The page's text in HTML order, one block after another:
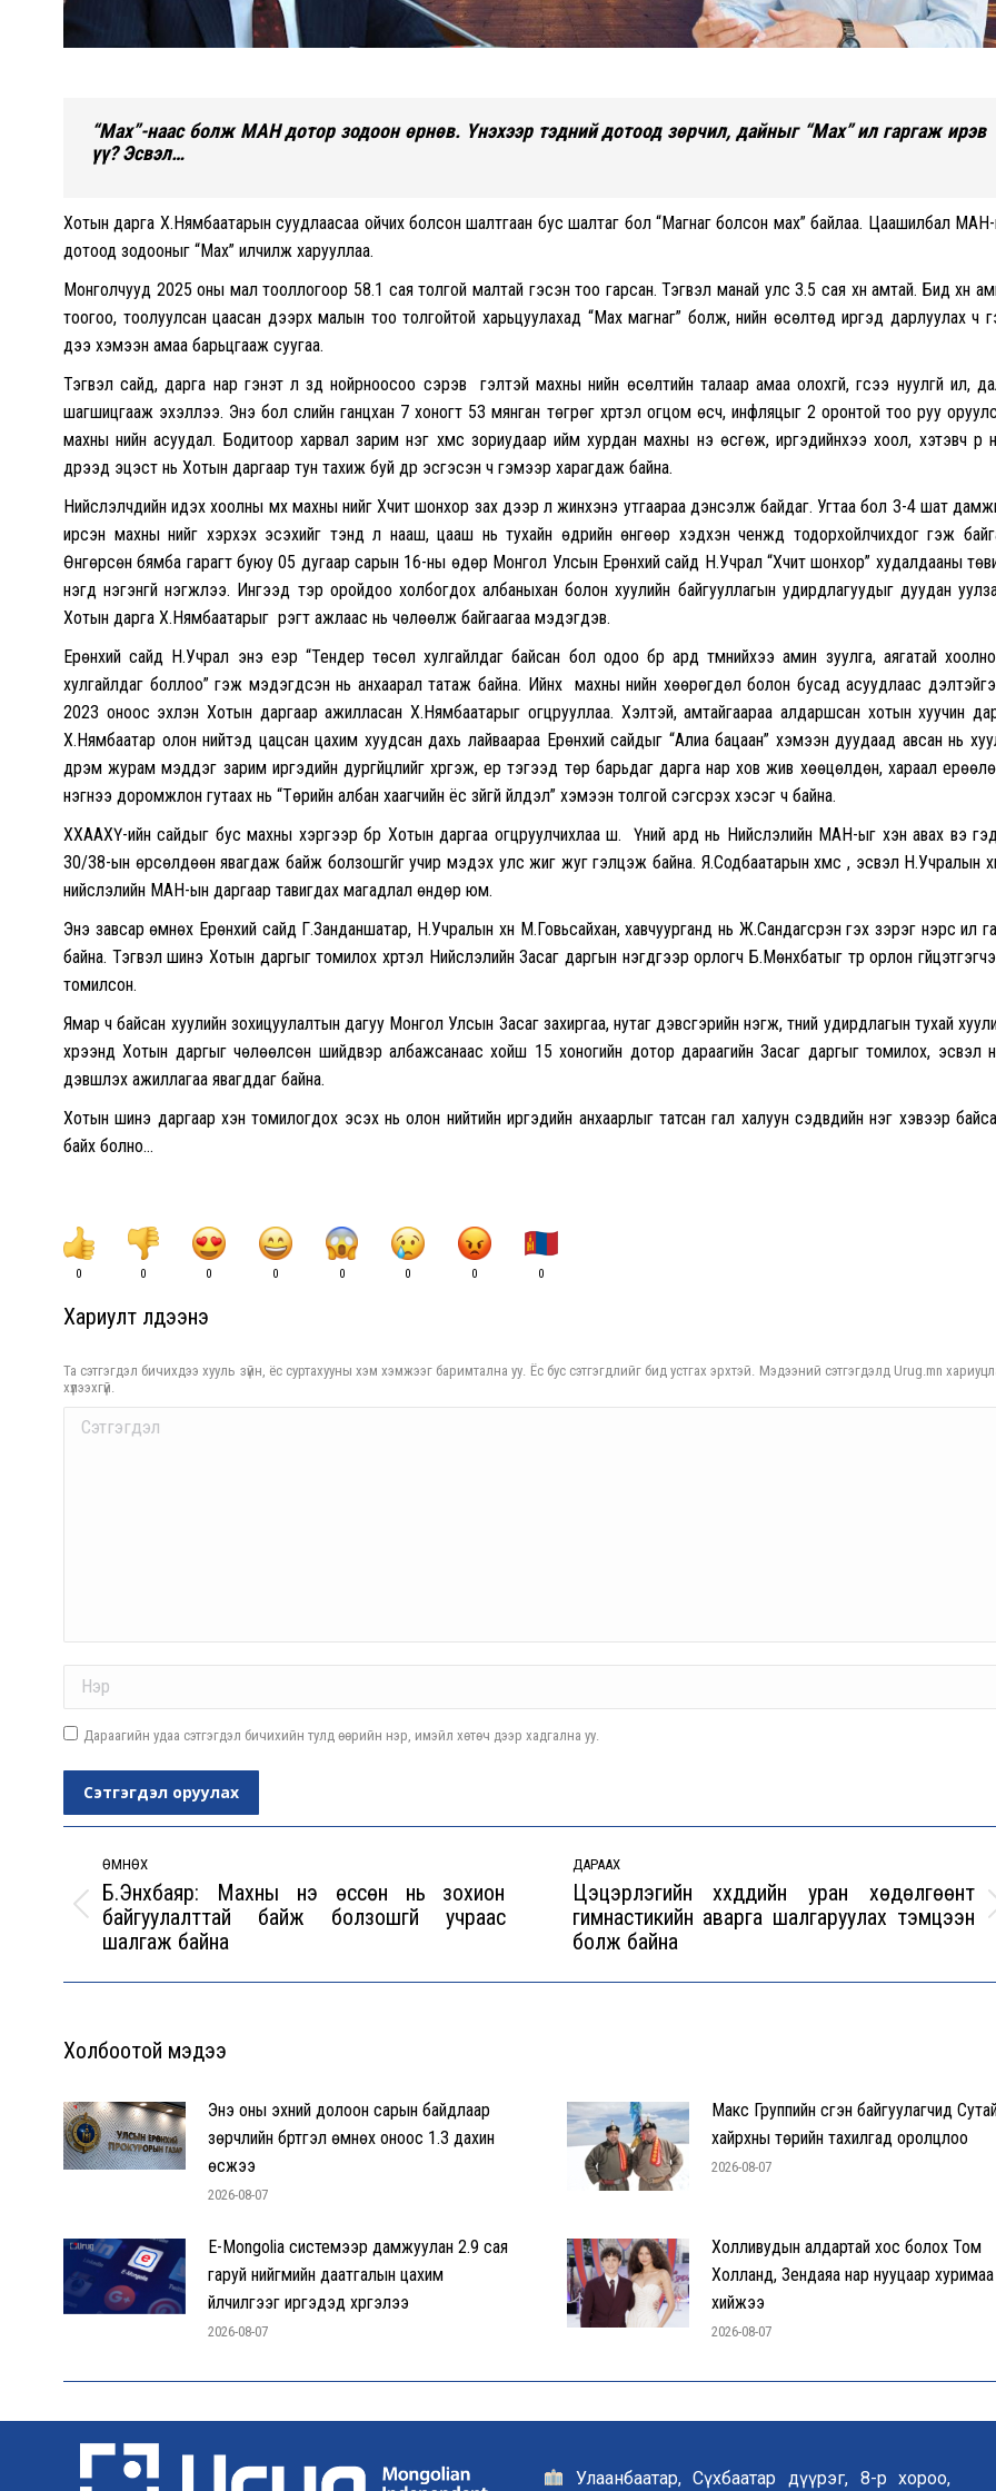
“Мах”-наас болж МАН дотор зодоон өрнөв. Үнэхээр тэдний дотоод зөрчил, дайныг “Мах” ил гаргаж ирэв
үү? Эсвэл…
Хотын дарга Х.Нямбаатарын суудлаасаа ойчих болсон шалтгаан бус шалтаг бол “Магнаг болсон мах” байлаа. Цаашилбал
дотоод зодооныг “Мах” илчилж харууллаа.
Монголчууд 2025 оны мал тооллогоор 58.1 сая толгой малтай гэсэн тоо гарсан. Тэгвэл манай улс 3.5 сая хүн амтай. Бид хүн
тоогоо, тоолуулсан цаасан дээрх малын тоо толгойтой харьцуулахад “Мах магнаг” болж, үнийн өсөлтөд иргэд дарлуулах ч
дээ хэмээн амаа барьцгааж суугаа.
Тэгвэл сайд, дарга нар гэнэт л зүүд нойрноосоо сэрэв үү гэлтэй махны үнийн өсөлтийн талаар амаа олохгүй, үгсээ нуулгүй ил,
шагшицгааж эхэллээ. Энэ бол сүүлийн ганцхан 7 хоногт 53 мянган төгрөг хүртэл огцом өсч, инфляцыг 2 оронтой тоо руу
махны үнийн асуудал. Бодитоор харвал зарим нэг хүмүүс зориудаар ийм хурдан махны үнэ өсгөж, иргэдийнхээ хоол, хэтэвч рүү
дүрээд эцэст нь Хотын даргаар тун тахиж буй дүр эсгэсэн ч гэмээр харагдаж байна.
Нийслэлчүүдийн идэх хоолны үмх махны үнийг Хүчит шонхор зах дээр л жинхэнэ утгаараа дэнсэлж байдаг. Угтаа бол 3-4 шат
ирсэн махны үнийг хэрхэх эсэхийг тэнд л нааш, цааш нь тухайн өдрийн өнгөөр хэдхэн ченжүүд тодорхойлчихдог гэж
Өнгөрсөн бямба гарагт буюу 05 дугаар сарын 16-ны өдөр Монгол Улсын Ерөнхий сайд Н.Учрал “Хүчит шонхор” худалдааны
нэгд нэгэнгүй нэгжлээ. Ингээд тэр оройдоо холбогдох албаныхан болон хуулийн байгууллагын удирдлагуудыг дуудан
Хотын дарга Х.Нямбаатарыг үүрэгт ажлаас нь чөлөөлж байгаагаа мэдэгдэв.
Ерөнхий сайд Н.Учрал энэ үеэр “Тендер төсөл хулгайлдаг байсан бол одоо бүүр ард түмнийхээ амин зуулга, аягатай
хулгайлдаг боллоо” гэж мэдэгдсэн нь анхаарал татаж байна. Ийнхүү махны үнийн хөөрөгдөл болон бусад асуудлаас
2023 оноос эхлэн Хотын даргаар ажилласан Х.Нямбаатарыг огцрууллаа. Хэлтэй, амтайгаараа алдаршсан хотын хуучин
Х.Нямбаатар олон нийтэд цацсан цахим хуудсан дахь лайваараа Ерөнхий сайдыг “Алиа бацаан” хэмээн дуудаад авсан нь
дүрэм журам мэддэг зарим иргэдийн дургүйцлийг хүргэж, ер тэгээд төр барьдаг дарга нар хов жив хөөцөлдөн, хараал
нэгнээ доромжлон гутаах нь “Төрийн албан хаагчийн ёс зүйгүй үйлдэл” хэмээн толгой сэгсрэх хэсэг ч байна.
ХХААХҮ-ийн сайдыг бус махны хэргээр бүр Хотын даргаа огцруулчихлаа шүү. Үүний ард нь Нийслэлийн МАН-ыг хэн авах вэ
30/38-ын өрсөлдөөн явагдаж байж болзошгүйг учир мэдэх улс жиг жуг гэлцэж байна. Я.Содбаатарын хүмүүс үү, эсвэл Н.Учралын
нийслэлийн МАН-ын даргаар тавигдах магадлал өндөр юм.
Энэ завсар өмнөх Ерөнхий сайд Г.Занданшатар, Н.Учралын хүн М.Говьсайхан, хавчуурганд нь Ж.Сандагсүрэн гэх зэрэг нэрс ил
байна. Тэгвэл шинэ Хотын даргыг томилох хүртэл Нийслэлийн Засаг даргын нэгдүгээр орлогч Б.Мөнхбатыг түр орлон
томилсон.
Ямар ч байсан хуулийн зохицуулалтын дагуу Монгол Улсын Засаг захиргаа, нутаг дэвсгэрийн нэгж, түүний удирдлагын тухай
хүрээнд Хотын даргыг чөлөөлсөн шийдвэр албажсанаас хойш 15 хоногийн дотор дараагийн Засаг даргыг томилох, эсвэл
дэвшүүлэх ажиллагаа явагддаг байна.
Хотын шинэ даргаар хэн томилогдох эсэх нь олон нийтийн иргэдийн анхаарлыг татсан гал халуун сэдвүүдийн нэг хэвээр
байх болно…
0 0 0 0 0 0 0 0
Хариулт үлдээнэ үү
Та сэтгэгдэл бичихдээ хууль зүйн, ёс суртахууны хэм хэмжээг баримтална уу. Ёс бус сэтгэгдлийг бид устгах эрхтэй. Мэдээний сэтгэгдэлд Urug.mn
хүлээхгүй.
Comment
Дараагийн удаа сэтгэгдэл бичихийн тулд өөрийн нэр, имэйл хөтөч дээр хадгална уу.
Сэтгэгдэл оруулах
navigation
ӨМНӨХ
Previous
post:
Б.Энхбаяр: Махны үнэ өссөн нь зохион
байгуулалттай байж болзошгүй учраас
шалгаж байна
ДАРААХ
Next
post:
Цэцэрлэгийн хүүхдүүдийн уран хөдөлгөөнт
гимнастикийн аварга шалгаруулах тэмцээн
болж байна
Холбоотой мэдээ
Энэ оны эхний долоон сарын байдлаар
зөрчлийн бүртгэл өмнөх оноос 1.3 дахин
өсжээ
2026-08-07
Макс Группийн үүсгэн байгуулагчид
хайрхны төрийн тахилгад оролцлоо
2026-08-07
E-Mongolia системээр дамжуулан 2.9 сая
гаруй нийгмийн даатгалын цахим
үйлчилгээг иргэдэд хүргэлээ
2026-08-07
Холливудын алдартай хос болох Том
Холланд, Зендаяа нар нууцаар хуримаа
хийжээ
2026-08-07
Улаанбаатар, Сүхбаатар дүүрэг, 8-р хороо,